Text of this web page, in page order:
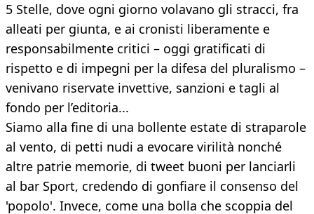
5 Stelle, dove ogni giorno volavano gli stracci, fra
alleati per giunta, e ai cronisti liberamente e
responsabilmente critici – oggi gratificati di
rispetto e di impegni per la difesa del pluralismo –
venivano riservate invettive, sanzioni e tagli al
fondo per l’editoria...
Siamo alla fine di una bollente estate di straparole
al vento, di petti nudi a evocare virilità nonché
altre patrie memorie, di tweet buoni per lanciarli
al bar Sport, credendo di gonfiare il consenso del
'popolo'. Invece, come una bolla che scoppia del